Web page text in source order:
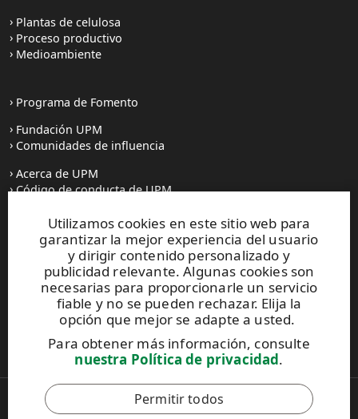
Utilizamos cookies en este sitio web para
garantizar la mejor experiencia del usuario
y dirigir contenido personalizado y
publicidad relevante. Algunas cookies son
necesarias para proporcionarle un servicio
fiable y no se pueden rechazar. Elija la
opción que mejor se adapte a usted.
Para obtener más información, consulte
nuestra Política de privacidad.
Permitir todos
Plantas de celulosa
Proceso productivo
Medioambiente
Programa de Fomento
Fundación UPM
Comunidades de influencia
Acerca de UPM
Código de conducta de UPM
Prensa
Todas las noticias
Contacto
Este sitio está protegido por reCAPTCHA y se aplican la
Política de privacidady losTérminos de servicio de Google
Copyright © 2026 UPM